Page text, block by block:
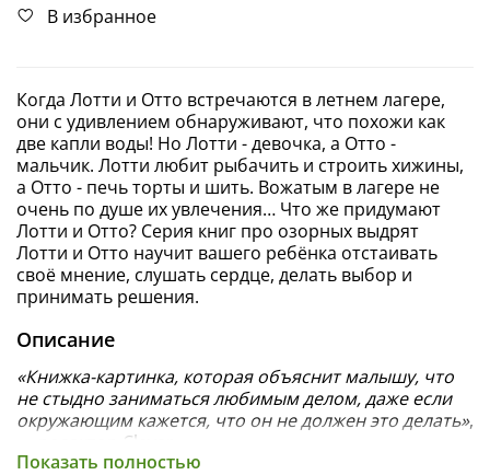
В избранное
Когда Лотти и Отто встречаются в летнем лагере,
они с удивлением обнаруживают, что похожи как
две капли воды! Но Лотти - девочка, а Отто -
мальчик. Лотти любит рыбачить и строить хижины,
а Отто - печь торты и шить. Вожатым в лагере не
очень по душе их увлечения… Что же придумают
Лотти и Отто? Серия книг про озорных выдрят
Лотти и Отто научит вашего ребёнка отстаивать
своё мнение, слушать сердце, делать выбор и
принимать решения.
Описание
«Книжка-картинка, которая объяснит малышу, что
не стыдно заниматься любимым делом, даже если
окружающим кажется, что он не должен это делать»,
— редактор Clever.
Показать полностью